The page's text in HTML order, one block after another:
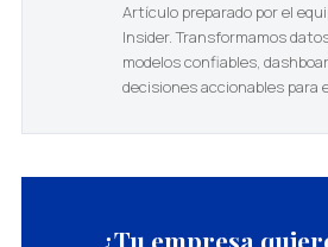
Artículo preparado por el
Insider. Transformamos
modelos confiables,
decisiones accionables para
¿Tu empresa